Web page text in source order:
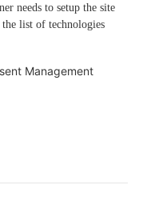
needs to setup the site
list of technologies
Management